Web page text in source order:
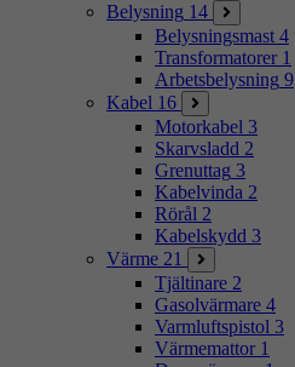
Belysning 14
Belysningsmast 4
Transformatorer 1
Arbetsbelysning 9
Kabel 16
Motorkabel 3
Skarvsladd 2
Grenuttag 3
Kabelvinda 2
Rörål 2
Kabelskydd 3
Värme 21
Tjältinare 2
Gasolvärmare 4
Varmluftspistol 3
Värmemattor 1